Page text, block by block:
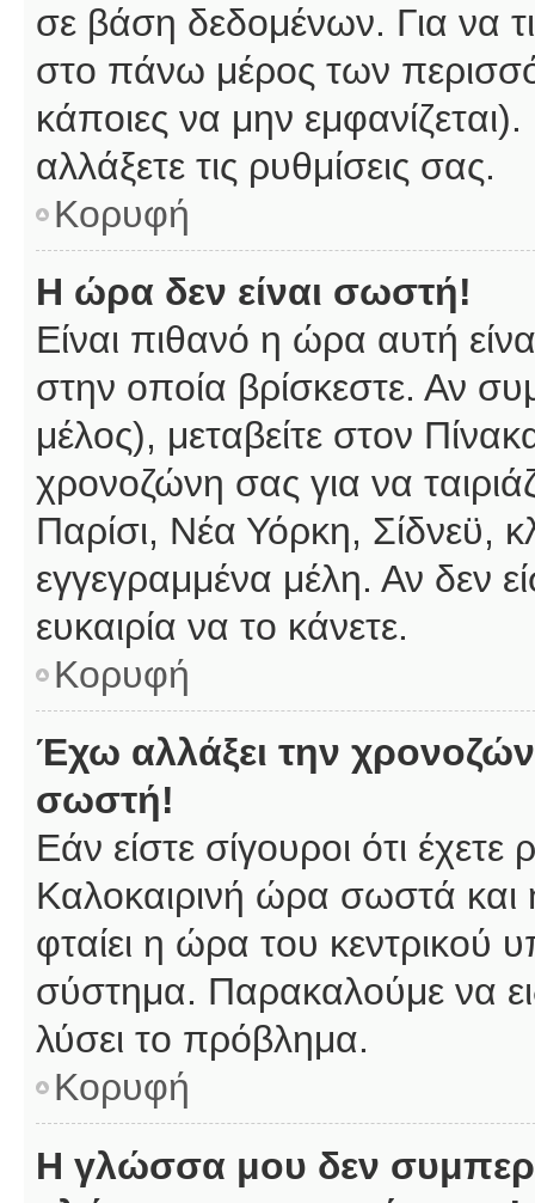
σε βάση δεδομένων. Για να
στο πάνω μέρος των
κάποιες να μην
αλλάξετε τις ρυθμίσεις σας.
Κορυφή
Η ώρα δεν είναι σωστή!
Είναι πιθανό η ώρα αυτή
στην οποία βρίσκεστε. Αν
μέλος), μεταβείτε στον
χρονοζώνη σας για να
Παρίσι, Νέα Υόρκη, Σίδνεϋ,
εγγεγραμμένα μέλη. Αν δεν
ευκαιρία να το κάνετε.
Κορυφή
Έχω αλλάξει την
σωστή!
Εάν είστε σίγουροι ότι
Καλοκαιρινή ώρα σωστά και
φταίει η ώρα του κεντρικού
σύστημα. Παρακαλούμε να
λύσει το πρόβλημα.
Κορυφή
Η γλώσσα μου δεν